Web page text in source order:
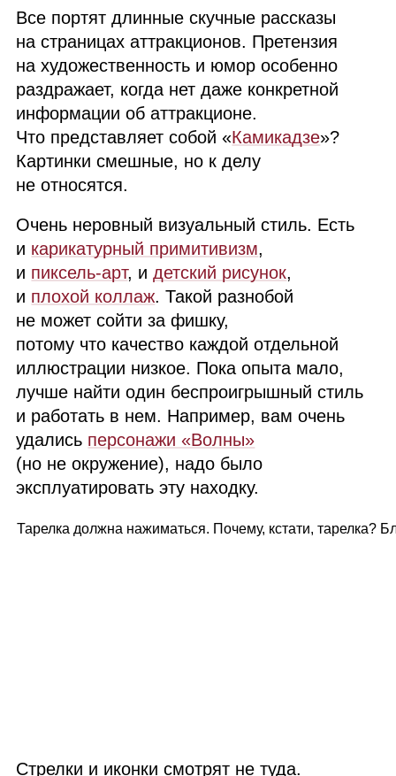
Все портят длинные скучные рассказы
на страницах аттракционов. Претензия
на художественность и юмор особенно
раздражает, когда нет даже конкретной
информации об аттракционе.
Что представляет собой «Камикадзе»?
Картинки смешные, но к делу
не относятся.
Очень неровный визуальный стиль. Есть
и карикатурный примитивизм,
и пиксель‑арт, идетский рисунок,
и плохой коллаж. Такой разнобой
не может сойти за фишку,
потому что качество каждой отдельной
иллюстрации низкое. Пока опыта мало,
лучше найти один беспроигрышный стиль
и работать в нем. Например, вам очень
удались персонажи «Волны»
(но не окружение), надо было
эксплуатировать эту находку.
Тарелка должна нажиматься. Почему, кстати, тарелка?
Стрелки и иконки смотрят не туда.